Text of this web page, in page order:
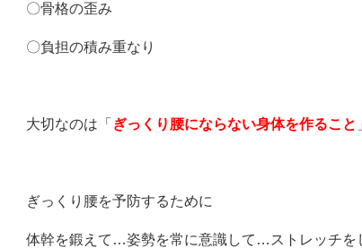
〇骨格の歪み
〇負担の積み重なり
大切なのは「 ぎっくり腰にならない身体を作ること
ぎっくり腰を予防するために
体幹を鍛えて…姿勢を常に意識して…ストレッチ